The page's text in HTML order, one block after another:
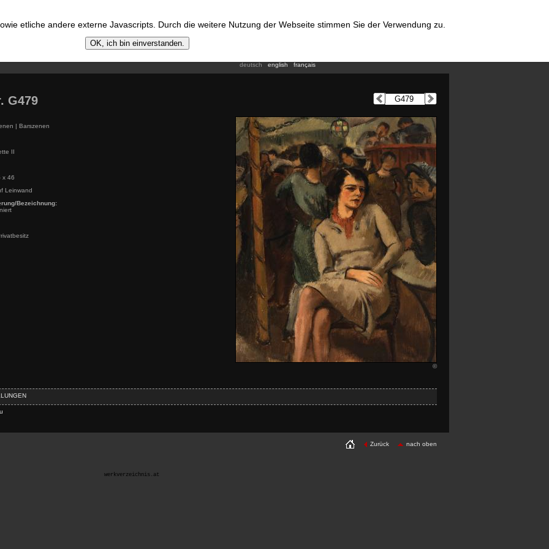
etliche andere externe Javascripts. Durch die weitere Nutzung der Webseite stimmen Sie der Verwendung zu.
OK, ich bin einverstanden.
deutsch english français
G479
| Barszenen
II
x 46
Leinwand
Bezeichnung:
©
Zurück nach oben
werkverzeichnis.at